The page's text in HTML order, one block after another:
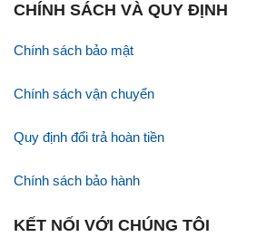
CHÍNH SÁCH VÀ QUY ĐỊNH
Chính sách bảo mật
Chính sách vận chuyển
Quy định đổi trả hoàn tiền
Chính sách bảo hành
KẾT NỐI VỚI CHÚNG TÔI